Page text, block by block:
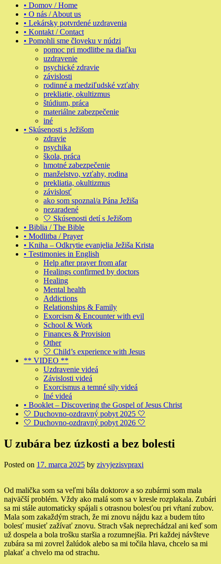
• Domov / Home
• O nás / About us
• Lekársky potvrdené uzdravenia
• Kontakt / Contact
• Pomohli sme človeku v núdzi
pomoc pri modlitbe na diaľku
uzdravenie
psychické zdravie
závislosti
rodinné a medziľudské vzťahy
prekliatie, okultizmus
štúdium, práca
materiálne zabezpečenie
iné
• Skúsenosti s Ježišom
zdravie
psychika
škola, práca
hmotné zabezpečenie
manželstvo, vzťahy, rodina
prekliatia, okultizmus
závislosť
ako som spoznal/a Pána Ježiša
nezaradené
🤍 Skúsenosti detí s Ježišom
• Biblia / The Bible
• Modlitba / Prayer
• Kniha – Odkrytie evanjelia Ježiša Krista
• Testimonies in English
Help after prayer from afar
Healings confirmed by doctors
Healing
Mental health
Addictions
Relationships & Family
Exorcism & Encounter with evil
School & Work
Finances & Provision
Other
🤍 Child’s experience with Jesus
** VIDEO **
Uzdravenie videá
Závislosti videá
Exorcismus a temné sily videá
Iné videá
• Booklet – Discovering the Gospel of Jesus Christ
🤍 Duchovno-ozdravný pobyt 2025 🤍
🤍 Duchovno-ozdravný pobyt 2026 🤍
U zubára bez úzkosti a bez bolesti
Posted on 17. marca 2025 by zivyjezisvpraxi
Od malička som sa veľmi bála doktorov a so zubármi som mala
najväčší problém. Vždy ako malá som sa v kresle rozplakala. Zubári
sa mi stále automaticky spájali s otrasnou bolesťou pri vŕtaní zubov.
Mala som zakaždým strach, že mi znovu nájdu kaz a budem túto
bolesť musieť zažívať znovu. Strach však neprechádzal ani keď som
už dospela a bola trošku staršia a rozumnejšia. Pri každej návšteve
zubára sa mi zovrel žalúdok alebo sa mi točila hlava, chcelo sa mi
plakať a chvelo ma od strachu.